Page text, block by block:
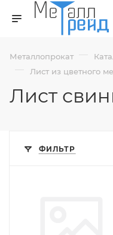
Металлопрокат —
— Лист из цветного
Лист
ФИЛЬТР